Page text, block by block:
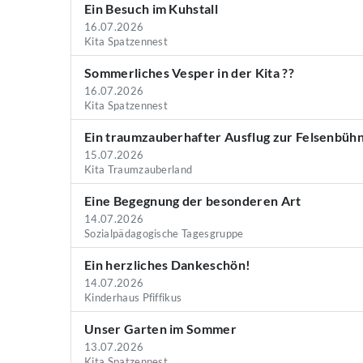
Ein Besuch im Kuhstall
16.07.2026
Kita Spatzennest
Sommerliches Vesper in der Kita ??
16.07.2026
Kita Spatzennest
Ein traumzauberhafter Ausflug zur
15.07.2026
Kita Traumzauberland
Eine Begegnung der besonderen Art
14.07.2026
Sozialpädagogische Tagesgruppe
Ein herzliches Dankeschön!
14.07.2026
Kinderhaus Pfiffikus
Unser Garten im Sommer
13.07.2026